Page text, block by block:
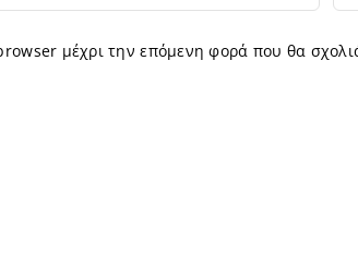
μέχρι την επόμενη φορά που θα